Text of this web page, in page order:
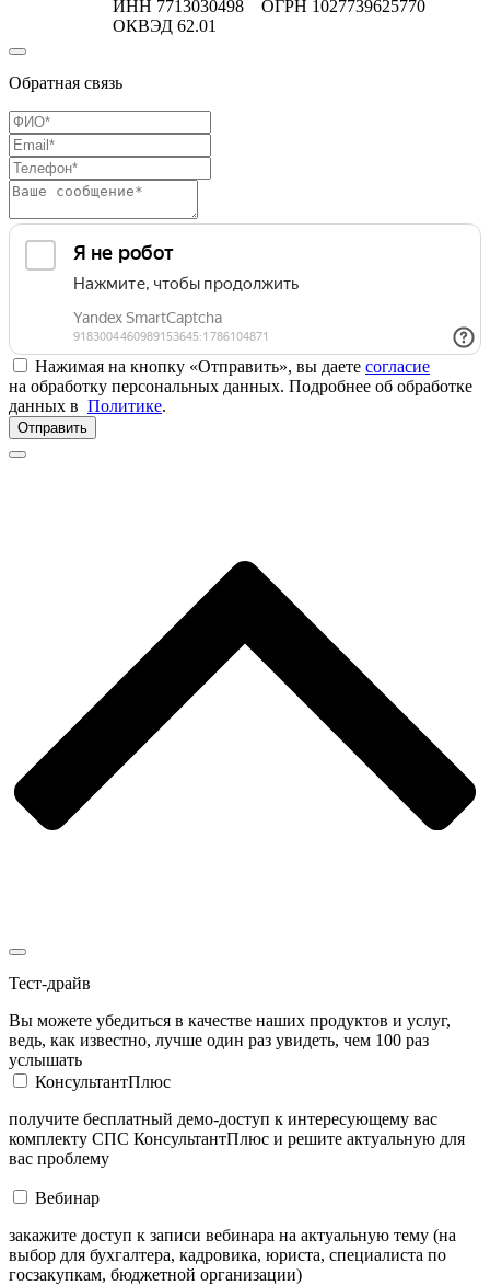
ИНН 7713030498 ОГРН 1027739625770
ОКВЭД 62.01
Обратная связь
Нажимая на кнопку «Отправить», вы даете согласие
на обработку персональных данных. Подробнее об обработке
данных в Политике.
Отправить
Тест-драйв
Вы можете убедиться в качестве наших продуктов и услуг,
ведь, как известно, лучше один раз увидеть, чем 100 раз
услышать
КонсультантПлюс
получите бесплатный демо-доступ к интересующему вас
комплекту СПС КонсультантПлюс и решите актуальную для
вас проблему
Вебинар
закажите доступ к записи вебинара на актуальную тему (на
выбор для бухгалтера, кадровика, юриста, специалиста по
госзакупкам, бюджетной организации)